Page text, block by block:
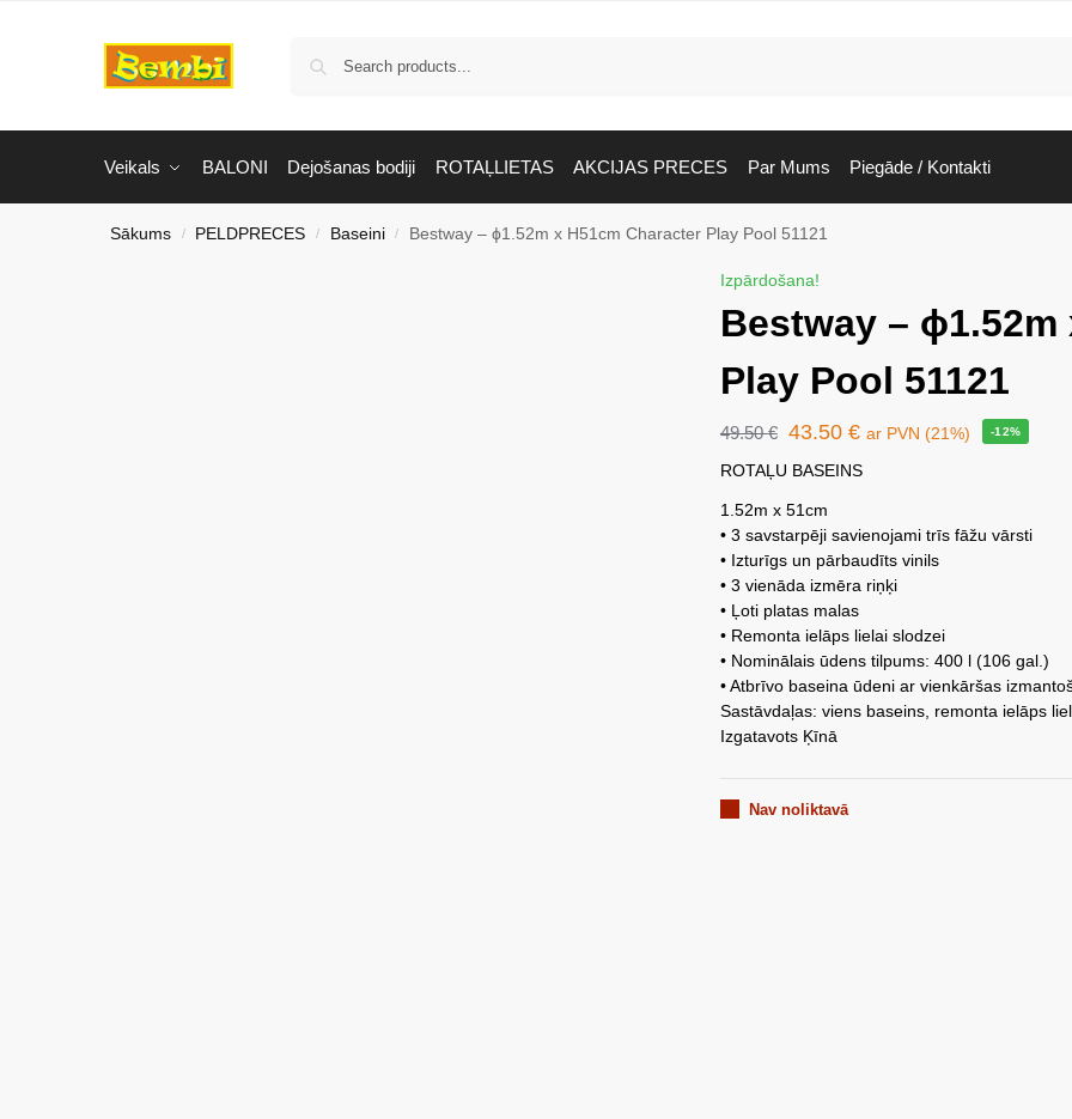
Veikals BALONI Dejošanas bodiji ROTAĻLIETAS AKCIJAS PRECES Par Mums Piegāde / Kontakti
Sākums / PELDPRECES / Baseini / Bestway – ϕ1.52m x H51cm Character Play Pool 51121
Izpārdošana!
Bestway – ϕ1.52m
Play Pool 51121
49.50€ 43.50 € ar PVN (21%) -12%
ROTAĻU BASEINS
1.52m x 51cm
• 3 savstarpēji savienojami trīs fāžu vārsti
• Izturīgs un pārbaudīts vinils
• 3 vienāda izmēra riņķi
• Ļoti platas malas
• Remonta ielāps lielai slodzei
• Nominālais ūdens tilpums: 400 l (106 gal.)
• Atbrīvo baseina ūdeni ar vienkāršas
Sastāvdaļas: viens baseins, remonta ielāps
Izgatavots Ķīnā
Nav noliktavā